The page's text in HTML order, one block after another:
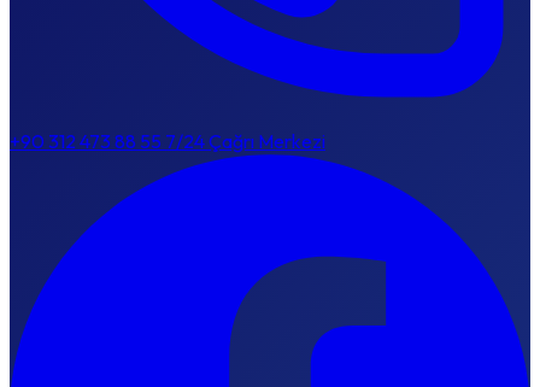
+90 312 473 88 55 7/24 Çağrı Merkezi